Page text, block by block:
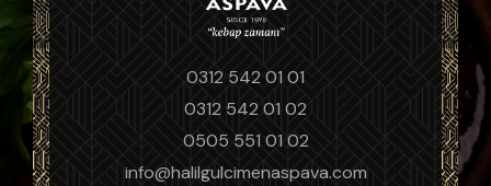
0312 542 01 01
0312 542 01 02
0505 551 01 02
info@halilgulcimenaspava.com